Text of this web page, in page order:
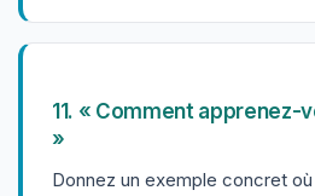
11. « Comment apprenez-
»
Donnez un exemple concret